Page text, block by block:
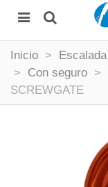
Inicio > Escalada
>
Con seguro >
SCREWGATE